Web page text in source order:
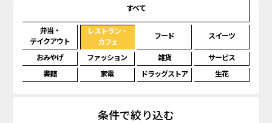
すべて
弁当・
テイクアウト
レストラン・
カフェ
フード スイーツ
おみやげ ファッション 雑貨
サービス
書籍
家電 ドラッグストア 生花
条件で絞り込む